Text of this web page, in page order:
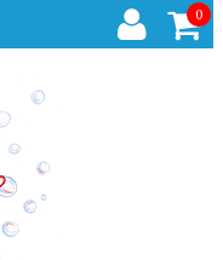
0